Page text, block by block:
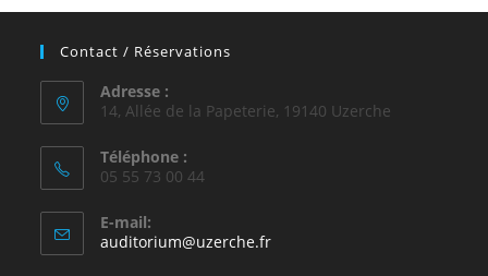
Contact / Réservations
Adresse :
14, Allée de la Papeterie, 19140 Uzerche
Téléphone :
05 55 73 00 44
E-mail:
auditorium@uzerche.frS’ouvre